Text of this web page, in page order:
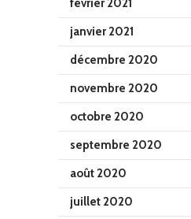
février 2021
janvier 2021
décembre 2020
novembre 2020
octobre 2020
septembre 2020
août 2020
juillet 2020